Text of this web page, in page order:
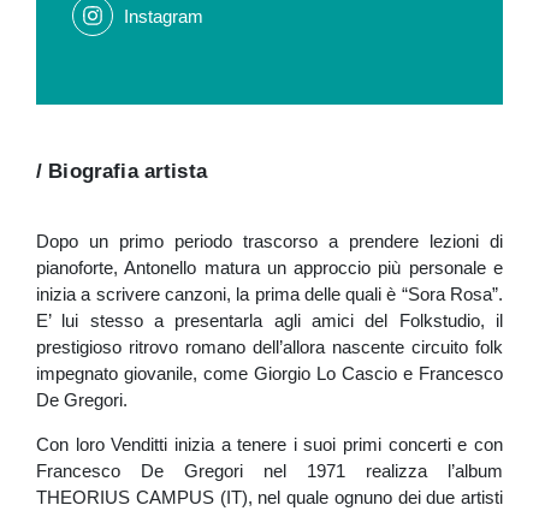
Instagram
/ Biografia artista
Dopo un primo periodo trascorso a prendere lezioni di
pianoforte, Antonello matura un approccio più personale e
inizia a scrivere canzoni, la prima delle quali è “Sora Rosa”.
E’ lui stesso a presentarla agli amici del Folkstudio, il
prestigioso ritrovo romano dell’allora nascente circuito folk
impegnato giovanile, come Giorgio Lo Cascio e Francesco
De Gregori.
Con loro Venditti inizia a tenere i suoi primi concerti e con
Francesco De Gregori nel 1971 realizza l’album
THEORIUS CAMPUS (IT), nel quale ognuno dei due artisti